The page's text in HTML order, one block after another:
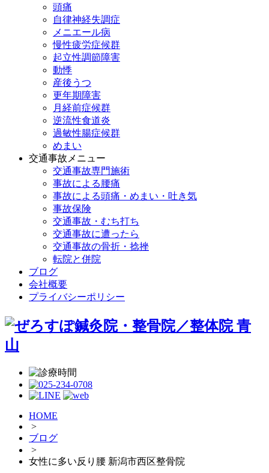
頭痛
自律神経失調症
メニエール病
慢性疲労症候群
起立性調節障害
動悸
産後うつ
更年期障害
月経前症候群
逆流性食道炎
過敏性腸症候群
めまい
交通事故メニュー
交通事故専門施術
事故による腰痛
事故による頭痛・めまい・吐き気
事故保険
交通事故・むち打ち
交通事故に遭ったら
交通事故の骨折・捻挫
転院と併院
ブログ
会社概要
プライバシーポリシー
HOME
>
ブログ
>
女性に多い反り腰 新潟市西区整骨院